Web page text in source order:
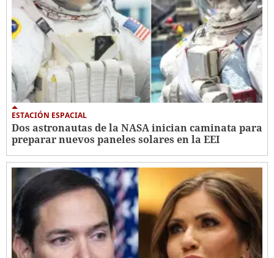
ESTACIÓN ESPACIAL
Dos astronautas de la NASA inician caminata para
preparar nuevos paneles solares en la EEI